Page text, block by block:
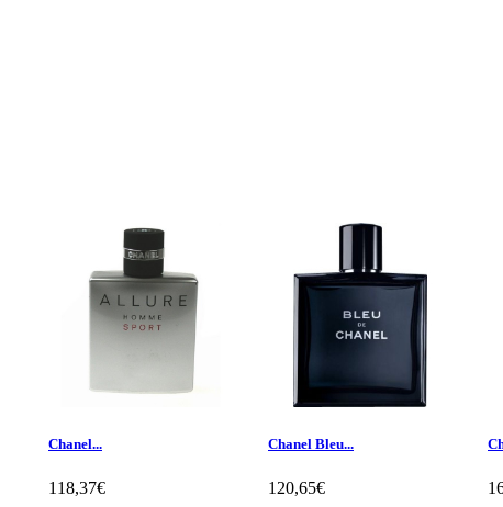
Chanel...
118,37€
Chanel Bleu...
120,65€